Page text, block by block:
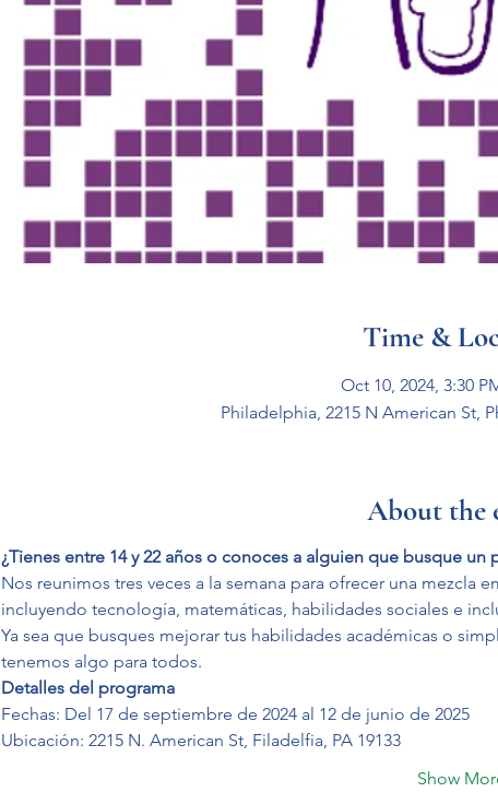
Time &
Oct 10, 2024, 3:30
Philadelphia, 2215 N American St,
About the
¿Tienes entre 14 y 22 años o conoces a alguien que busque
Nos reunimos tres veces a la semana para ofrecer una mezcla
incluyendo tecnología, matemáticas, habilidades sociales e
Ya sea que busques mejorar tus habilidades académicas o
tenemos algo para todos.
Detalles del programa
Fechas: Del 17 de septiembre de 2024 al 12 de junio de 2025
Ubicación: 2215 N. American St, Filadelfia, PA 19133
Show